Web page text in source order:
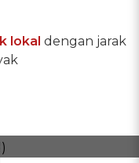
lokal dengan jarak